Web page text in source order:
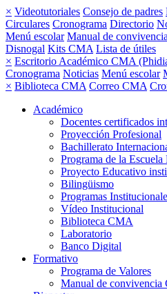
× Videotutoriales Consejo de padres
Circulares Cronograma Directorio
Menú escolar Manual de convivencia
Disnogal Kits CMA Lista de útiles
× Escritorio Académico CMA
Cronograma Noticias Menú escolar
× Biblioteca CMA Correo CMA
Académico
Docentes certificados
Proyección Profesional
Bachillerato
Programa de la Escuela
Proyecto Educativo
Bilingüismo
Programas
Vídeo Institucional
Biblioteca CMA
Laboratorio
Banco Digital
Formativo
Programa de Valores
Manual de convivencia